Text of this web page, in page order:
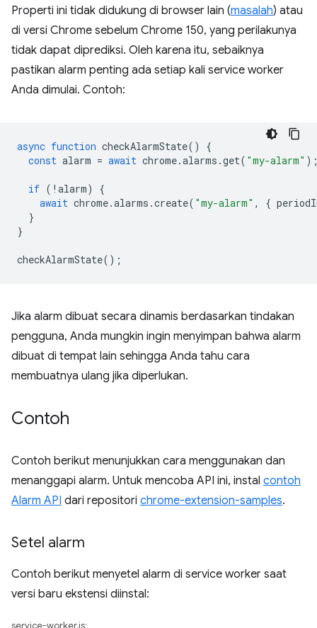
Properti ini tidak didukung di browser lain (masalah) atau
di versi Chrome sebelum Chrome 150, yang perilakunya
tidak dapat diprediksi. Oleh karena itu, sebaiknya
pastikan alarm penting ada setiap kali service worker
Anda dimulai. Contoh:
async function checkAlarmState()
{
const alarm = await chrome.alarms .get( "my-alarm"
if ( ! alarm)
{
await chrome.alarms .create( "my-alarm" , {
}
}
checkAlarmState();
Jika alarm dibuat secara dinamis berdasarkan tindakan
pengguna, Anda mungkin ingin menyimpan bahwa alarm
dibuat di tempat lain sehingga Anda tahu cara
membuatnya ulang jika diperlukan.
Contoh
Contoh berikut menunjukkan cara menggunakan dan
menanggapi alarm. Untuk mencoba API ini, instal contoh
Alarm API dari repositori chrome-extension-samples.
Setel alarm
Contoh berikut menyetel alarm di service worker saat
versi baru ekstensi diinstal: